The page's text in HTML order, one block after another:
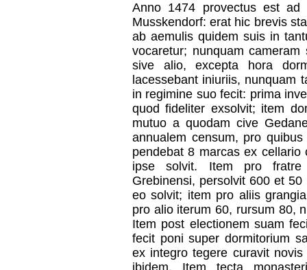
Anno 1474 provectus est ad
Musskendorf: erat hic brevis
ab aemulis quidem suis in
vocaretur; nunquam
sive alio, excepta hora
lacessebant iniuriis, nunquam
in regimine suo fecit: prima
quod fideliter exsolvit; item
mutuo a quodam cive
annualem censum, pro
pendebat 8 marcas ex
ipse solvit. Item pro fratre
Grebinensi, persolvit 600 et
eo solvit; item pro aliis
pro alio iterum 60, rursum 80,
Item post electionem suam
fecit poni super dormitorium
ex integro tegere curavit